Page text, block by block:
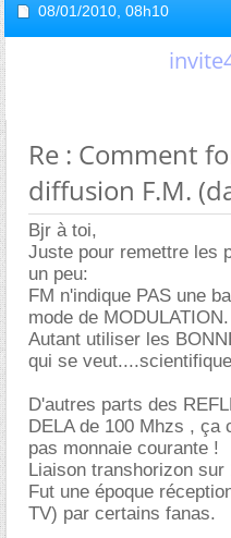
08/01/2010, 08h10
Re : Comment
diffusion F.M.
Bjr à toi,
Juste pour remettre les
un peu:
FM n'indique PAS une
mode de MODULATION.
Autant utiliser les
qui se
D'autres parts des
DELA de 100 Mhzs ,
pas monnaie courante !
Liaison transhorizon
Fut une époque
TV) par certains fanas.